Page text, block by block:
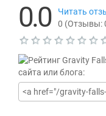
0.0
Читать
0 (Отзывы:
е
к
у
щ
а
сайта или блога: